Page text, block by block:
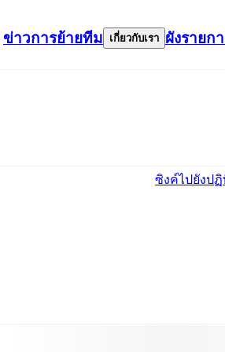
ข่าวการย้ายทีม เกี่ยวกับเรา ผังรายก
ซิงค์ไปยังป